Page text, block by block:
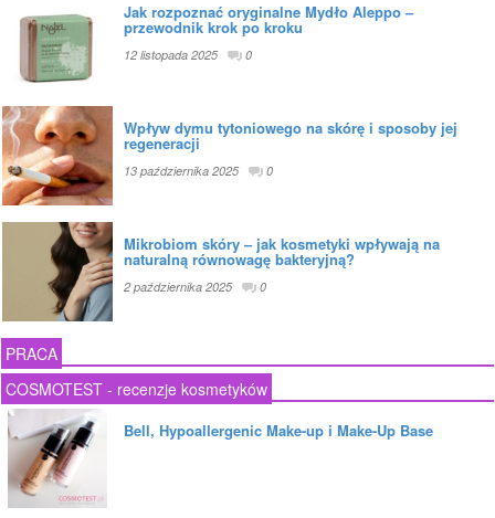
Jak rozpoznać oryginalne Mydło Aleppo –
przewodnik krok po kroku
12 listopada 2025 0
Wpływ dymu tytoniowego na skórę i sposoby jej
regeneracji
13 października 2025 0
Mikrobiom skóry – jak kosmetyki wpływają na
naturalną równowagę bakteryjną?
2 października 2025 0
PRACA
COSMOTEST - recenzje kosmetyków
Bell, Hypoallergenic Make-up i Make-Up Base